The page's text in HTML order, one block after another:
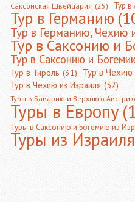
Саксонская Швейцария (25) Тур в
Тур в Германию
Тур в Германию, Чехию
Тур в Саксонию и
Тур в Саксонию и
Тур в Тироль (31) Тур в Чехию
Тур в Чехию из Израиля (32)
Туры в Баварию и Верхнюю Австрию
Туры в Европу
Туры в Саксонию и Богемию из
Туры из Израиля